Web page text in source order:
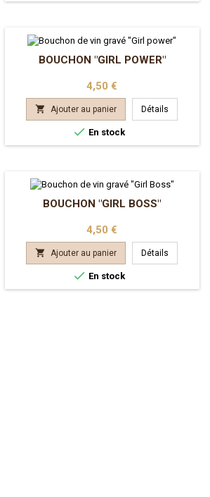
BOUCHON "GIRL POWER"
Prix
4,50 €
 Ajouter au panier Détails
 En stock
BOUCHON "GIRL BOSS"
Prix
4,50 €
 Ajouter au panier Détails
 En stock